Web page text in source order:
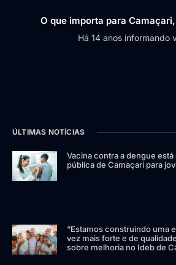
O que importa para
Há 14 anos informando
ÚLTIMAS NOTÍCIAS
Vacina contra a dengue
pública de Camaçari para
“Estamos construindo uma
vez mais forte e de
sobre melhoria no Ideb de